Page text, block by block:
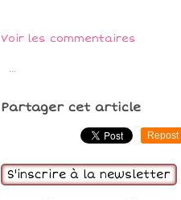
Voir les commentaires
…
Partager cet article
Repost
S'inscrire à la newsletter